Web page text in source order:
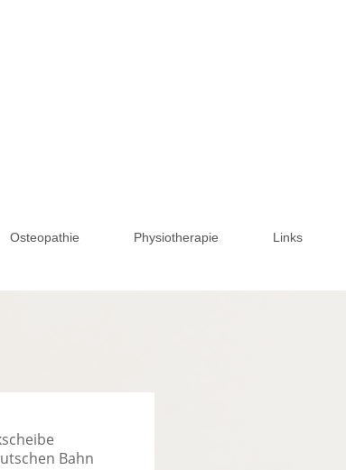
Osteopathie Physiotherapie Links
Bahn